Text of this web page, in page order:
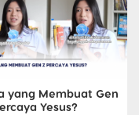
yang Membuat Gen
Yesus?